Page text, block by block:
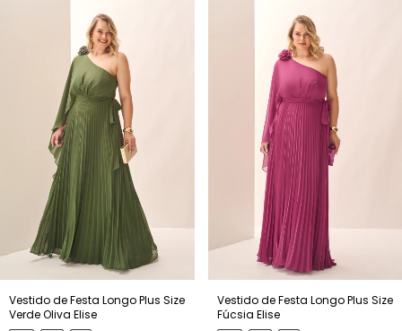
Vestido de Festa Longo Plus Size
Verde Oliva Elise
Vestido de Festa Longo Plus Size
Fúcsia Elise